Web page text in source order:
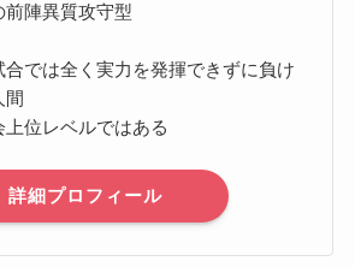
陣異質攻守型
では全く実力を発揮できずに負け
間
位レベルではある
詳細プロフィール